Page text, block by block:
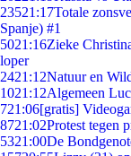
23521:17Totale
Spanje) #1
5021:16Zieke
loper
2421:12Natuur en
1021:12Algemeen
721:06[gratis]
8721:02Protest tegen
5321:00De